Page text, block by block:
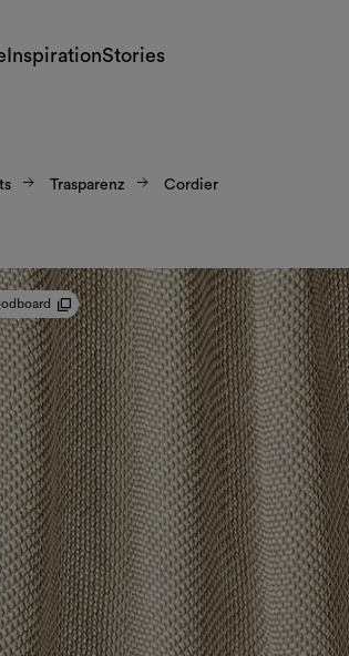
InspirationStories
Trasparenz Cordier